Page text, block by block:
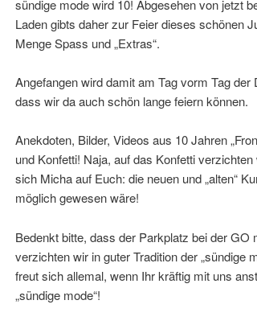
sündige mode wird 10! Abgesehen von jetzt
Laden gibts daher zur Feier dieses schönen
Menge Spass und „Extras“.
Angefangen wird damit am Tag vorm Tag
dass wir da auch schön lange feiern können.
Anekdoten, Bilder, Videos aus 10 Jahren
und Konfetti! Naja, auf das Konfetti
sich Micha auf Euch: die neuen und „alten“
möglich gewesen wäre!
Bedenkt bitte, dass der Parkplatz bei der
verzichten wir in guter Tradition der „sündige
freut sich allemal, wenn Ihr kräftig mit uns
„sündige mode“!